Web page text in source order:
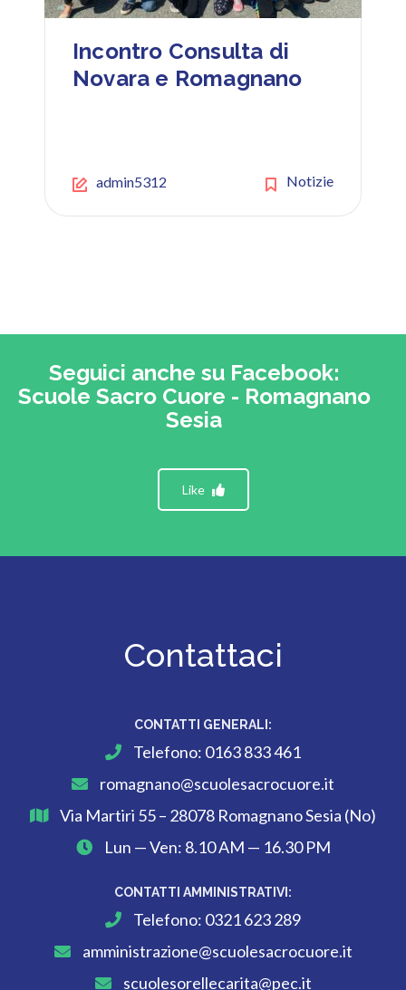
Incontro Consulta di
Novara e Romagnano
admin5312 Notizie
Seguici anche su Facebook:
Scuole Sacro Cuore - Romagnano
Sesia
Like
Contattaci
CONTATTI GENERALI:
Telefono: 0163 833 461
romagnano@scuolesacrocuore.it
Via Martiri 55 – 28078 Romagnano Sesia (No)
Lun — Ven: 8.10 AM — 16.30 PM
CONTATTI AMMINISTRATIVI:
Telefono: 0321 623 289
amministrazione@scuolesacrocuore.it
scuolesorellecarita@pec.it